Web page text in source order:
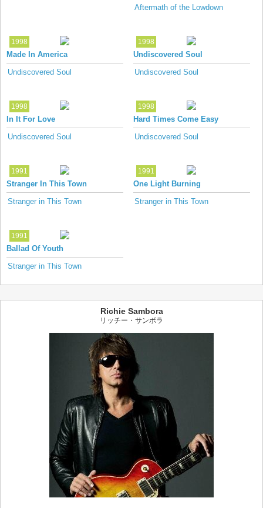
Aftermath of the Lowdown
1998
Made In America
Undiscovered Soul
1998
Undiscovered Soul
Undiscovered Soul
1998
In It For Love
Undiscovered Soul
1998
Hard Times Come Easy
Undiscovered Soul
1991
Stranger In This Town
Stranger in This Town
1991
One Light Burning
Stranger in This Town
1991
Ballad Of Youth
Stranger in This Town
Richie Sambora
リッチー・サンボラ